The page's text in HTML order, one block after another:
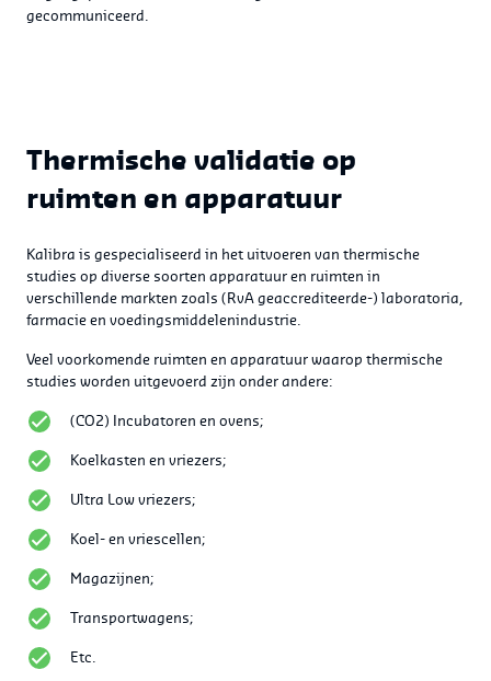
gecommuniceerd.
Thermische validatie op
ruimten en apparatuur
Kalibra is gespecialiseerd in het uitvoeren van thermische
studies op diverse soorten apparatuur en ruimten in
verschillende markten zoals (RvA geaccrediteerde-) laboratoria,
farmacie en voedingsmiddelenindustrie.
Veel voorkomende ruimten en apparatuur waarop thermische
studies worden uitgevoerd zijn onder andere:
(CO2) Incubatoren en ovens;
Koelkasten en vriezers;
Ultra Low vriezers;
Koel- en vriescellen;
Magazijnen;
Transportwagens;
Etc.